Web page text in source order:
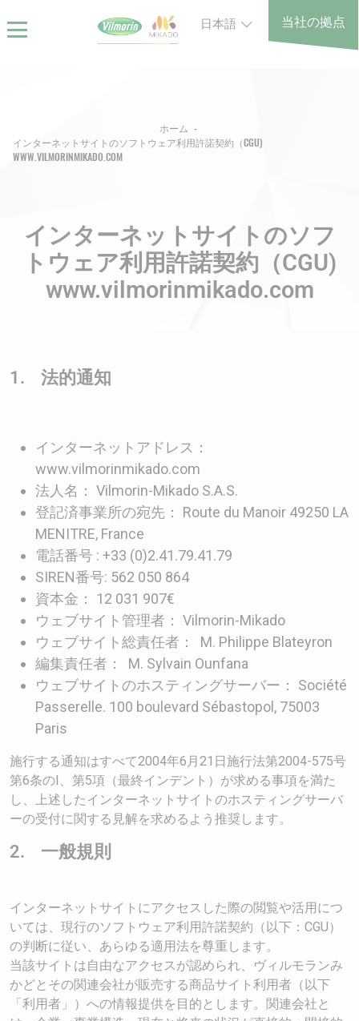
to
日本語 当社の拠点
ホーム
インターネットサイトのソフトウェア利用許諾契約（CGU)
WWW.VILMORINMIKADO.COM
インターネットサイトのソフ
トウェア利用許諾契約（CGU)
www.vilmorinmikado.com
Description
1. 法的通知
インターネットアドレス：
www.vilmorinmikado.com
法人名： Vilmorin-Mikado S.A.S.
登記済事業所の宛先： Route du Manoir 49250 LA
MENITRE, France
電話番号 : +33 (0)2.41.79.41.79
SIREN番号: 562 050 864
資本金： 12 031 907€
ウェブサイト管理者： Vilmorin-Mikado
ウェブサイト総責任者： M. Philippe Blateyron
編集責任者： M. Sylvain Ounfana
ウェブサイトのホスティングサーバー： Société
Passerelle. 100 boulevard Sébastopol, 75003
Paris
施行する通知はすべて2004年6月21日施行法第2004-575号
第6条のI、第5項（最終インデント）が求める事項を満た
し、上述したインターネットサイトのホスティングサーバ
ーの受付に関する見解を求めるよう推奨します。
2. 一般規則
インターネットサイトにアクセスした際の閲覧や活用につ
いては、現行のソフトウェア利用許諾契約（以下：CGU）
の判断に従い、あらゆる適用法を尊重します。
当該サイトは自由なアクセスが認められ、ヴィルモランみ
かどとその関連会社が販売する商品サイト利用者（以下
「利用者」）への情報提供を目的とします。関連会社と